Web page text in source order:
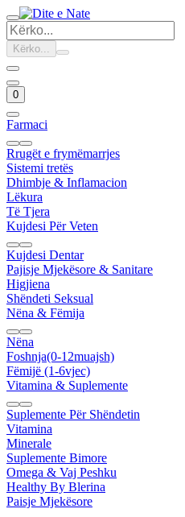
Kërko...
0
Farmaci
Rrugët e frymëmarrjes
Sistemi tretës
Dhimbje & Inflamacion
Lëkura
Të Tjera
Kujdesi Për Veten
Kujdesi Dentar
Pajisje Mjekësore & Sanitare
Higjiena
Shëndeti Seksual
Nëna & Fëmija
Nëna
Foshnja(0-12muajsh)
Fëmijë (1-6vjec)
Vitamina & Suplemente
Suplemente Për Shëndetin
Vitamina
Minerale
Suplemente Bimore
Omega & Vaj Peshku
Healthy By Blerina
Paisje Mjekësore